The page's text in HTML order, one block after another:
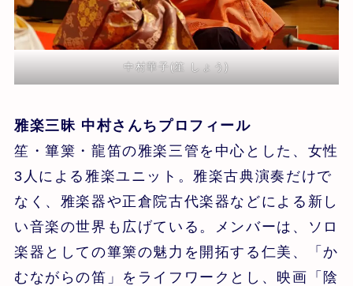
中村華子(笙 しょう)
雅楽三昧 中村さんちプロフィール
笙・篳篥・龍笛の雅楽三管を中心とした、女性
3人による雅楽ユニット。雅楽古典演奏だけで
なく、雅楽器や正倉院古代楽器などによる新し
い音楽の世界も広げている。メンバーは、ソロ
楽器としての篳篥の魅力を開拓する仁美、「か
むながらの笛」をライフワークとし、映画「陰